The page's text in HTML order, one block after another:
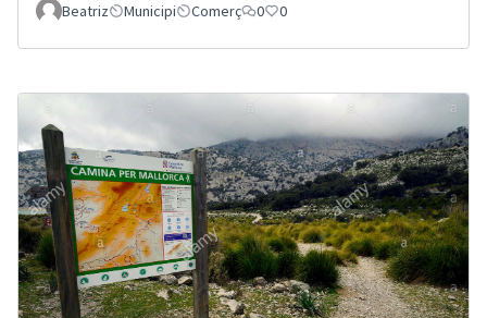
Beatriz Municipi Comerç 0 0